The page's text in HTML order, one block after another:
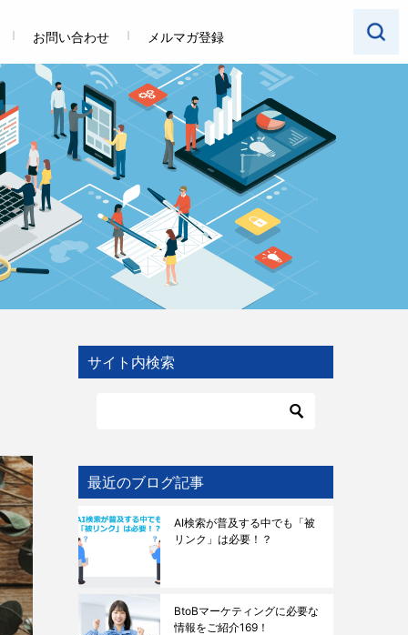
お問い合わせ メルマガ登録
サイト内検索
最近のブログ記事
AI検索が普及する中でも「被
リンク」は必要！？
BtoBマーケティングに必要な
情報をご紹介169！